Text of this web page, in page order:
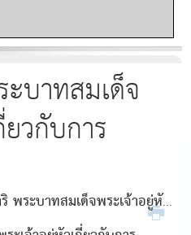
บาทสมเด็จ
วกับการ
พระบาทสมเด็จพระเจ้าอยู่หัว